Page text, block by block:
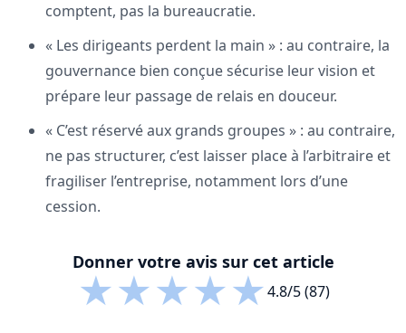
comptent, pas la bureaucratie.
« Les dirigeants perdent la main » : au contraire, la
gouvernance bien conçue sécurise leur vision et
prépare leur passage de relais en douceur.
« C’est réservé aux grands groupes » : au contraire,
ne pas structurer, c’est laisser place à l’arbitraire et
fragiliser l’entreprise, notamment lors d’une
cession.
Donner votre avis sur cet article
★★★★★4.8/5 (87)